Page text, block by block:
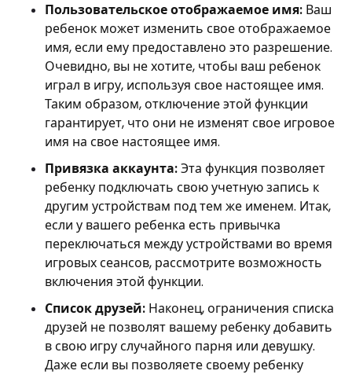
Пользовательское отображаемое имя: Ваш
ребенок может изменить свое отображаемое
имя, если ему предоставлено это разрешение.
Очевидно, вы не хотите, чтобы ваш ребенок
играл в игру, используя свое настоящее имя.
Таким образом, отключение этой функции
гарантирует, что они не изменят свое игровое
имя на свое настоящее имя.
Привязка аккаунта:Эта функция позволяет
ребенку подключать свою учетную запись к
другим устройствам под тем же именем. Итак,
если у вашего ребенка есть привычка
переключаться между устройствами во время
игровых сеансов, рассмотрите возможность
включения этой функции.
Список друзей: Наконец, ограничения списка
друзей не позволят вашему ребенку добавить
в свою игру случайного парня или девушку.
Даже если вы позволяете своему ребенку